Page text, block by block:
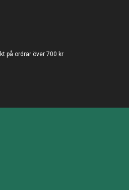
på ordrar över 700 kr